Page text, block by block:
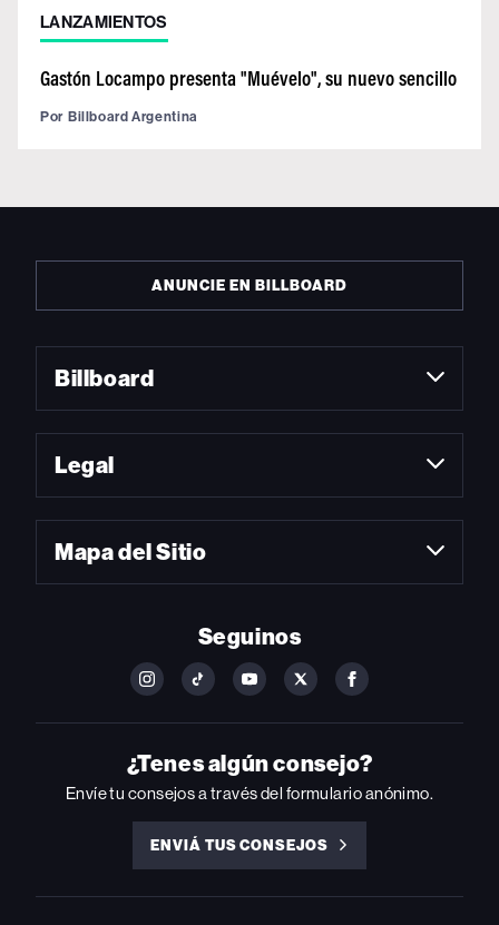
LANZAMIENTOS
Gastón Locampo presenta "Muévelo", su nuevo sencillo
Por Billboard Argentina
ANUNCIE EN BILLBOARD
Billboard
Legal
Mapa del Sitio
Seguinos
FOLLOW
ON
INSTAGRAM
FOLLOW
ON
YOUTUBE
FOLLOW
ON
YOUTUBE
FOLLOW
ON
FOLLOW
ON
FACEBOOK
¿Tenes algún consejo?
Envíe tu consejos a través del formulario anónimo.
ENVIÁ TUS CONSEJOS
ENVIÁ
CONSEJOS